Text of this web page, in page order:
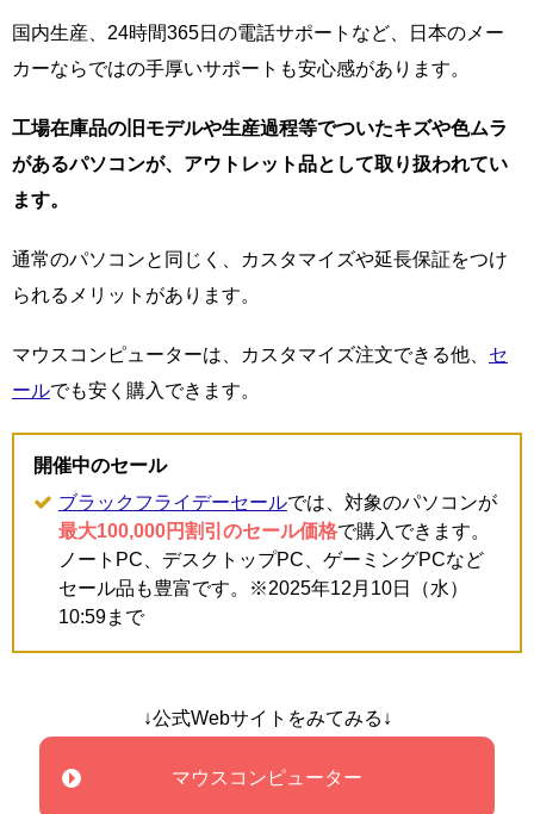
国内生産、24時間365日の電話サポートなど、日本のメー
カーならではの手厚いサポートも安心感があります。
工場在庫品の旧モデルや生産過程等でついたキズや色ムラ
があるパソコンが、アウトレット品として取り扱われてい
ます。
通常のパソコンと同じく、カスタマイズや延長保証をつけ
られるメリットがあります。
マウスコンピューターは、カスタマイズ注文できる他、 セ
ールでも安く購入できます。
開催中のセール
ブラックフライデーセールでは、対象のパソコンが
最大100,000円割引のセール価格で購入できます。
ノートPC、デスクトップPC、ゲーミングPCなど
セール品も豊富です。※2025年12月10日（水）
10:59まで
↓公式Webサイトをみてみる↓
マウスコンピューター